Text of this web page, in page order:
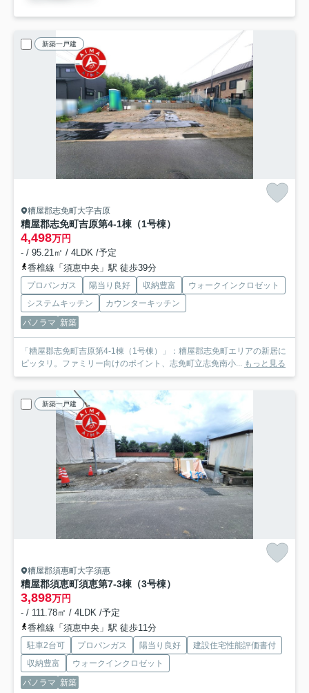
新築一戸建
糟屋郡志免町大字吉原
糟屋郡志免町吉原第4-1棟（1号棟）
4,498万円
- / 95.21㎡ / 4LDK /予定
香椎線「須恵中央」駅 徒歩39分
プロパンガス 陽当り良好 収納豊富
ウォークインクロゼット
システムキッチン
カウンターキッチン
パノラマ 新築
「糟屋郡志免町吉原第4-1棟（1号棟）」：糟屋郡志免町エリアの新居に
ピッタリ。ファミリー向けのポイント、志免町立志免南小... もっと見る
新築一戸建
糟屋郡須惠町大字須惠
糟屋郡須恵町須恵第7-3棟（3号棟）
3,898万円
- / 111.78㎡ / 4LDK /予定
香椎線「須恵中央」駅 徒歩11分
駐車2台可 プロパンガス 陽当り良好
建設住宅性能評価書付
収納豊富
ウォークインクロゼット
パノラマ 新築